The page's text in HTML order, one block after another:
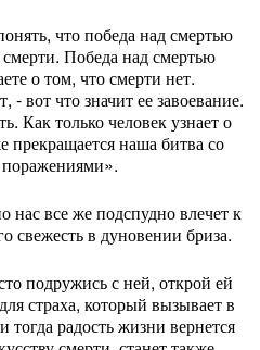
что победа над смертью
смерти. Победа над смертью
о том, что смерти нет.
- вот что значит ее завоевание.
Как только человек узнает о
прекращается наша битва со
нас все же подспудно влечет к
в дуновении бриза.
подружись с ней, открой ей
страха, который вызывает в
тогда радость жизни вернется